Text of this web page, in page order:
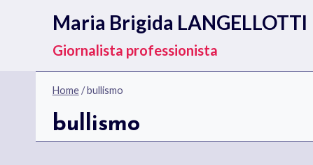
contenuto
Maria Brigida LANGELLOTTI
Giornalista professionista
Home/bullismo
bullismo